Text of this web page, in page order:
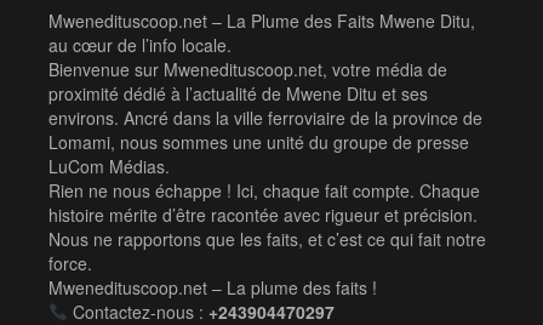
Mwenedituscoop.net – La Plume des Faits Mwene Ditu,
au cœur de l’info locale.
Bienvenue sur Mwenedituscoop.net, votre média de
proximité dédié à l’actualité de Mwene Ditu et ses
environs. Ancré dans la ville ferroviaire de la province de
Lomami, nous sommes une unité du groupe de presse
LuCom Médias.
Rien ne nous échappe ! Ici, chaque fait compte. Chaque
histoire mérite d’être racontée avec rigueur et précision.
Nous ne rapportons que les faits, et c’est ce qui fait notre
force.
Mwenedituscoop.net – La plume des faits !
Contactez-nous : +243904470297